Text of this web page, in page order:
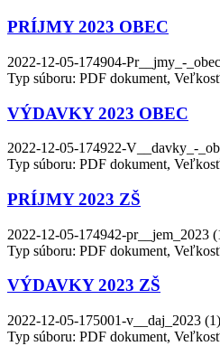
PRÍJMY 2023 OBEC
2022-12-05-174904-Pr__jmy_-
Typ súboru: PDF dokument,
VÝDAVKY 2023 OBEC
2022-12-05-174922-V__davky_-
Typ súboru: PDF dokument,
PRÍJMY 2023 ZŠ
2022-12-05-174942-pr__jem_2023
Typ súboru: PDF dokument,
VÝDAVKY 2023 ZŠ
2022-12-05-175001-v__daj_2023
Typ súboru: PDF dokument,